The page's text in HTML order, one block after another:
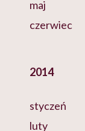
maj
czerwiec
2014
styczeń
luty